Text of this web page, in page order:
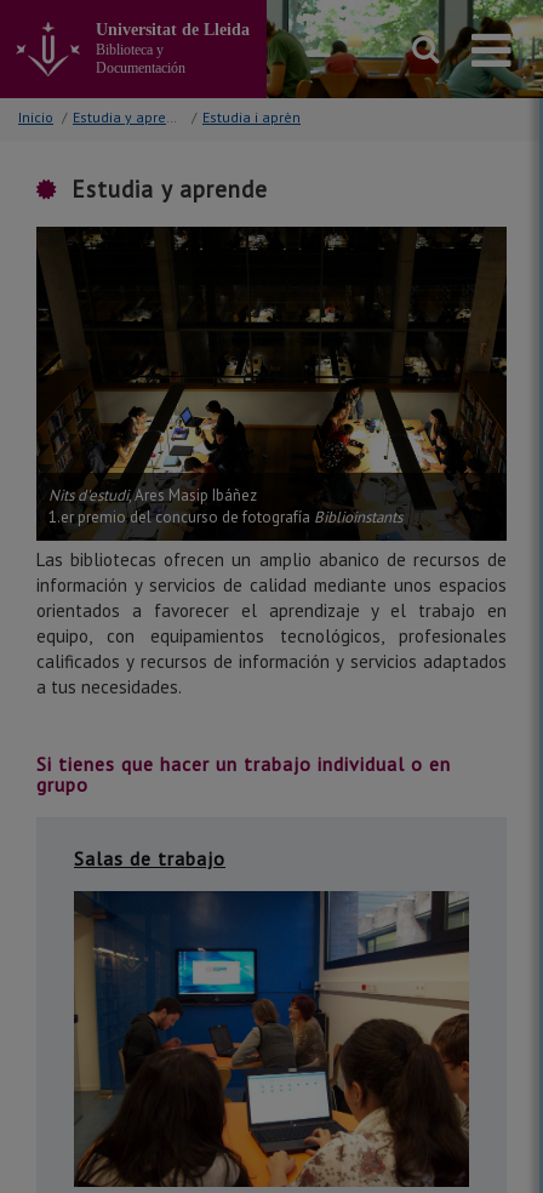
contenido
principal
Universitat de Lleida
Biblioteca y
Documentación
Inicio / Estudia y aprende / Estudia i aprèn
Estudia y aprende
Nits d'estudi, Ares Masip Ibáñez
1.er premio del concurso de fotografía Biblioinstants
Las bibliotecas ofrecen un amplio abanico de recursos de
información y servicios de calidad mediante unos espacios
orientados a favorecer el aprendizaje y el trabajo en
equipo, con equipamientos tecnológicos, profesionales
calificados y recursos de información y servicios adaptados
a tus necesidades.
Si tienes que hacer un trabajo individual o en
grupo
Salas de trabajo